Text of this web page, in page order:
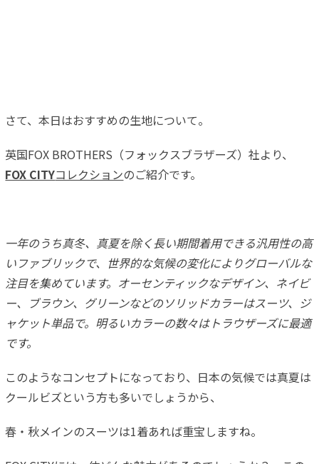
さて、本日はおすすめの生地について。
英国FOX BROTHERS（フォックスブラザーズ）社より、
FOX CITYコレクションのご紹介です。
一年のうち真冬、真夏を除く長い期間着用できる汎用性の高
いファブリックで、世界的な気候の変化によりグローバルな
注目を集めています。オーセンティックなデザイン、ネイビ
ー、ブラウン、グリーンなどのソリッドカラーはスーツ、ジ
ャケット単品で。明るいカラーの数々はトラウザーズに最適
です。
このようなコンセプトになっており、日本の気候では真夏は
クールビズという方も多いでしょうから、
春・秋メインのスーツは1着あれば重宝しますね。